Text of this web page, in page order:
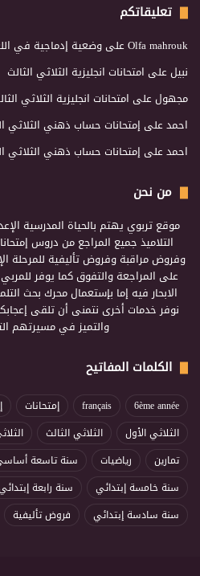
تعليقاتكم
Olfa mahroukعلى وضعية إدماجية في
نبيلعلى امتحانات انجليزية الثلاثي الثالث
مجهولعلى امتحانات انجليزية الثلاثي
احمدعلى إمتحانات حساب ذهني الثلاثي
احمدعلى إمتحانات حساب ذهني الثلاثي
من نحن
موقع تربوي يهتم بالحياة المدرسية
التلاميذ جميع المراجع من دروس
وفروض مراقبة وفروض تأليفية للمرحلة
على المراجعة والتفوق كما يوفر
الابحار فيه إما بإستعمال محرك بحث
نوفر خدمات أخرى نتمنى أن تلقى
والتميز في مسيرتهم
الكلمات المفاتيح
6ème année
français إمتحانات
الثلاثي الأول
الثلاثي الثالث
تمارين
رياضيات سنة تاسعة
سنة خامسة إبتدائي
سنة رابعة
سنة سادسة إبتدائي
فروض تأليفية